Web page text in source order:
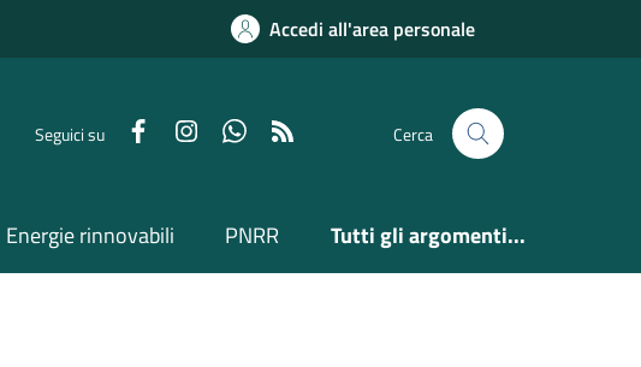
Accedi all'area personale
Seguici su FacebookInstagramWhatsapp Cerca
Energie rinnovabili PNRR Tutti gli argomenti...